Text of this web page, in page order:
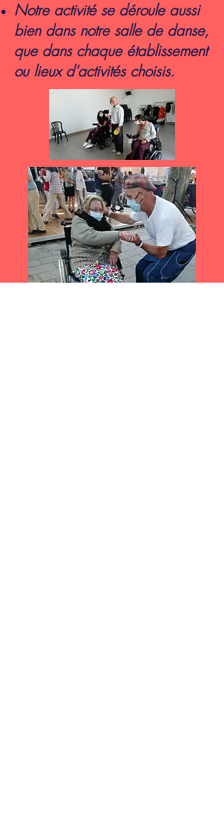
Notreactivité se déroule aussi
bien dans notre salle de danse,
que dans chaque établissement
ou lieux d'activités choisis.